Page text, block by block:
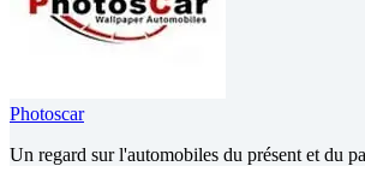
Photoscar
Un regard sur l'automobiles du présent et du